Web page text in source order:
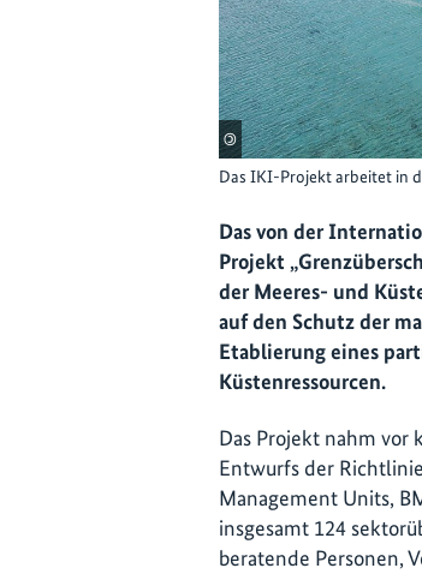
©
Das IKI-Projekt arbeitet in
Das von der
Projekt
der Meeres- und
auf den Schutz der
Etablierung eines
Küstenressourcen.
Das Projekt nahm vor
Entwurfs der
Management Units,
insgesamt 124
beratende Personen,